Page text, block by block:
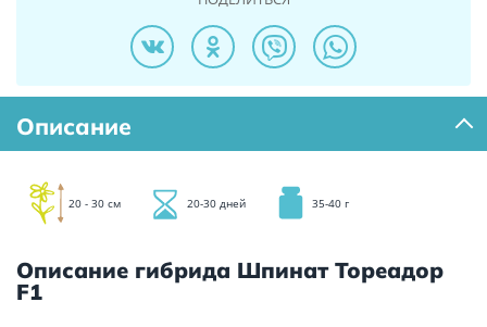
Описание
20 - 30 см 20-30 дней 35-40 г
Описание гибрида Шпинат Тореадор
F1